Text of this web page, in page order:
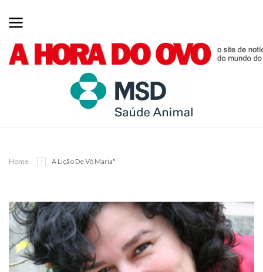
Home A Lição De Vó Maria"